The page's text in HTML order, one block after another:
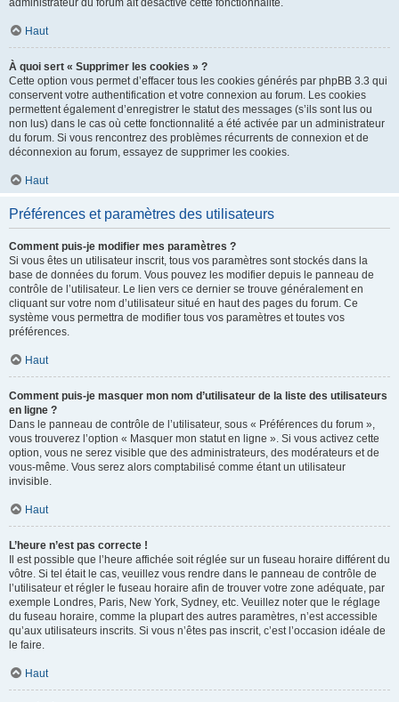
administrateur du forum ait désactivé cette fonctionnalité.
Haut
À quoi sert « Supprimer les cookies » ?
Cette option vous permet d’effacer tous les cookies générés par phpBB 3.3 qui
conservent votre authentification et votre connexion au forum. Les cookies
permettent également d’enregistrer le statut des messages (s’ils sont lus ou
non lus) dans le cas où cette fonctionnalité a été activée par un administrateur
du forum. Si vous rencontrez des problèmes récurrents de connexion et de
déconnexion au forum, essayez de supprimer les cookies.
Haut
Préférences et paramètres des utilisateurs
Comment puis-je modifier mes paramètres ?
Si vous êtes un utilisateur inscrit, tous vos paramètres sont stockés dans la
base de données du forum. Vous pouvez les modifier depuis le panneau de
contrôle de l’utilisateur. Le lien vers ce dernier se trouve généralement en
cliquant sur votre nom d’utilisateur situé en haut des pages du forum. Ce
système vous permettra de modifier tous vos paramètres et toutes vos
préférences.
Haut
Comment puis-je masquer mon nom d’utilisateur de la liste des utilisateurs
en ligne ?
Dans le panneau de contrôle de l’utilisateur, sous « Préférences du forum »,
vous trouverez l’option « Masquer mon statut en ligne ». Si vous activez cette
option, vous ne serez visible que des administrateurs, des modérateurs et de
vous-même. Vous serez alors comptabilisé comme étant un utilisateur
invisible.
Haut
L’heure n’est pas correcte !
Il est possible que l’heure affichée soit réglée sur un fuseau horaire différent du
vôtre. Si tel était le cas, veuillez vous rendre dans le panneau de contrôle de
l’utilisateur et régler le fuseau horaire afin de trouver votre zone adéquate, par
exemple Londres, Paris, New York, Sydney, etc. Veuillez noter que le réglage
du fuseau horaire, comme la plupart des autres paramètres, n’est accessible
qu’aux utilisateurs inscrits. Si vous n’êtes pas inscrit, c’est l’occasion idéale de
le faire.
Haut